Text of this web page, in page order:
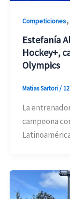
Competiciones,
Estefanía
Hockey+,
Olympics
Matias Sartori/
La
campeona